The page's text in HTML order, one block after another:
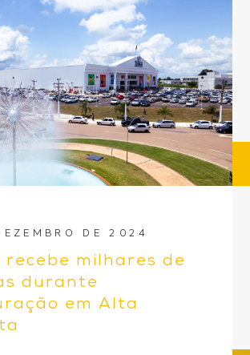
DE 2024
recebe milhares de
durante
em Alta